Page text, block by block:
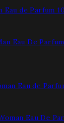
Eau De
Eau De